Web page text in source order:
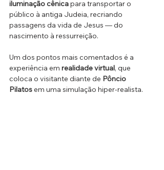
iluminação cênica para transportar o
público à antiga Judeia, recriando
passagens da vida de Jesus — do
nascimento à ressurreição.
Um dos pontos mais comentados é a
experiência em realidade virtual, que
coloca o visitante diante de Pôncio
Pilatos em uma simulação hiper-realista.